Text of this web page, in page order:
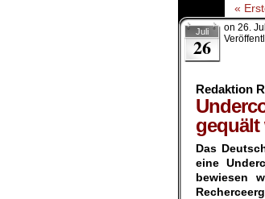
«
Juli
26
on 26.
Redaktion
gequält
Das
eine
bewiesen